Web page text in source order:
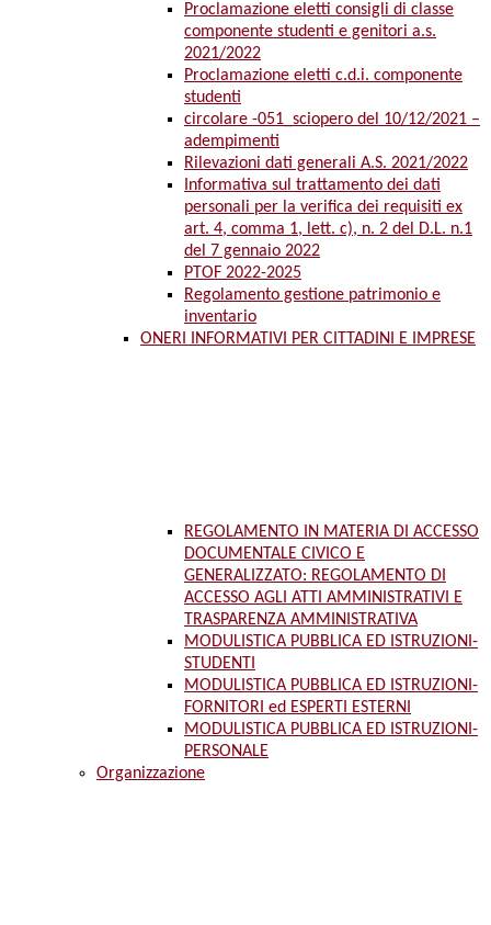
Proclamazione eletti consigli di classe
componente studenti e genitori a.s.
2021/2022
Proclamazione eletti c.d.i. componente
studenti
circolare -051_sciopero del 10/12/2021 –
adempimenti
Rilevazioni dati generali A.S. 2021/2022
Informativa sul trattamento dei dati
personali per la verifica dei requisiti ex
art. 4, comma 1, lett. c), n. 2 del D.L. n.1
del 7 gennaio 2022
PTOF 2022-2025
Regolamento gestione patrimonio e
inventario
ONERI INFORMATIVI PER CITTADINI E IMPRESE
REGOLAMENTO IN MATERIA DI ACCESSO
DOCUMENTALE CIVICO E
GENERALIZZATO: REGOLAMENTO DI
ACCESSO AGLI ATTI AMMINISTRATIVI E
TRASPARENZA AMMINISTRATIVA
MODULISTICA PUBBLICA ED ISTRUZIONI-
STUDENTI
MODULISTICA PUBBLICA ED ISTRUZIONI-
FORNITORI ed ESPERTI ESTERNI
MODULISTICA PUBBLICA ED ISTRUZIONI-
PERSONALE
Organizzazione